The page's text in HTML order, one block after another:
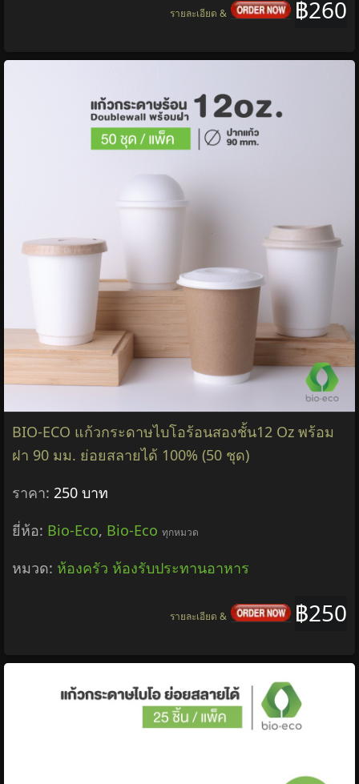
฿260
รายละเอียด &
BIO-ECO แก้วกระดาษไบโอร้อนสองชั้น12 Oz พร้อม
ฝา 90 มม. ย่อยสลายได้ 100% (50 ชุด)
ราคา: 250 บาท
ยี่ห้อ: Bio-Eco, Bio-Eco ทุกหมวด
หมวด: ห้องครัว ห้องรับประทานอาหาร
฿250
รายละเอียด &